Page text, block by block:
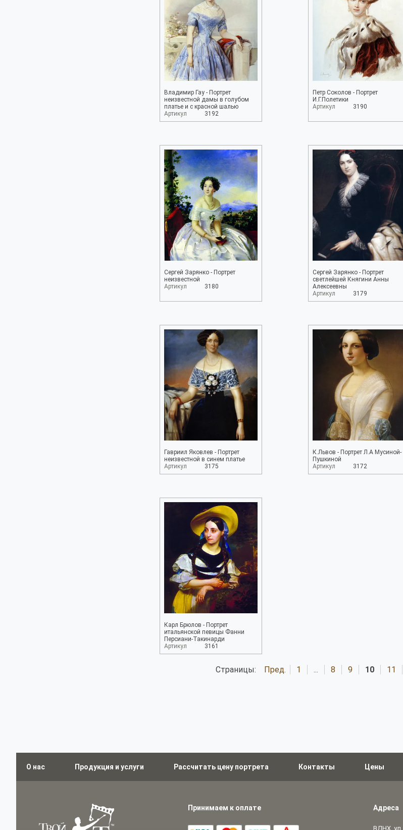
Владимир Гау - Портрет
неизвестной дамы в голубом
платье и с красной шалью
Артикул
3192
Петр Соколов - Портрет
И.Г.Полетики
Артикул
3190
Сергей Зарянко - Портрет
неизвестной
Артикул
3180
Сергей Зарянко - Портрет
светлейшей Княгини Анны
Алексеевны
Артикул
3179
Гавриил Яковлев - Портрет
неизвестной в синем платье
Артикул
3175
К.Львов - Портрет Л.А Мусиной-
Пушкиной
Артикул
3172
Карл Брюлов - Портрет
итальянской певицы Фанни
Персиани-Такинарди
Артикул
3161
Страницы: Пред. 1 ... 8 9 10 11
О нас Продукция и услуги Рассчитать цену портрета Контакты Цены
Принимаем к оплате Адреса
ВДНХ, ул.